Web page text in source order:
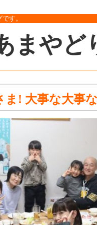
す。
まやど
ま! 大事な大事